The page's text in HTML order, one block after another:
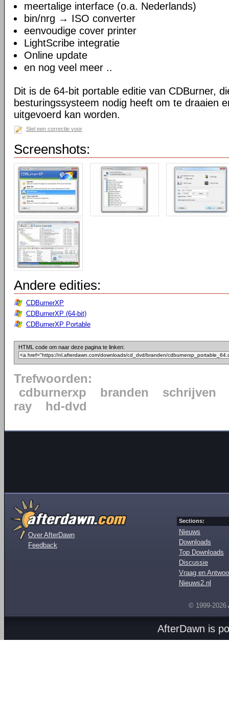
meertalige interface (o.a. Nederlands)
bin/nrg → ISO converter
eenvoudige cover printer
LightScribe integratie
Online update
en nog veel meer ..
Dit is de 64-bit portable editie van CDBurner,
besturingssysteem nodig heeft om te draaien
uitgevoerd kan worden.
Stel een correctie voor
Screenshots:
Andere edities:
CDBurnerXP
CDBurnerXP (64-bit)
CDBurnerXP Portable
HTML code om naar deze pagina te linken:
Trefwoorden:
cdburnerxp
branden
schrijven
ray
hd-dvd
Over AfterDawn
Feedback
Sections:
Nieuws
Downloads
Top Downloads
Discussie
Vraag en
Nieuws2.nl
© 1999-2026
AfterDawn is